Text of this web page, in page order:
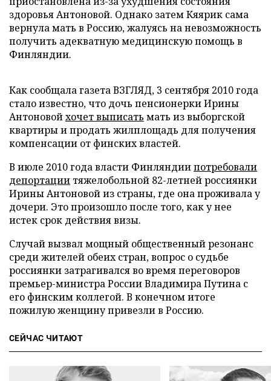
здоровья Антоновой. Однако затем Кяярик сама
вернула мать в Россию, жалуясь на невозможность
получить адекватную медицинскую помощь в
Финляндии.
Как сообщала газета ВЗГЛЯД, 3 сентября 2010 года
стало известно, что дочь пенсионерки Ирины
Антоновойхочет выписать мать из выборгской
квартиры и продать жилплощадь для получения
компенсации от финских властей.
В июле 2010 года власти Финляндиипотребовали
депортации тяжелобольной 82-летней россиянки
Ирины Антоновой из страны, где она проживала у
дочери. Это произошло после того, как у нее
истек срок действия визы.
Случай вызвал мощный общественный резонанс
среди жителей обеих стран, вопрос о судьбе
россиянки затрагивался во время переговоров
премьер-министра России Владимира Путина с
его финским коллегой. В конечном итоге
пожилую женщину привезли в Россию.
СЕЙЧАС ЧИТАЮТ